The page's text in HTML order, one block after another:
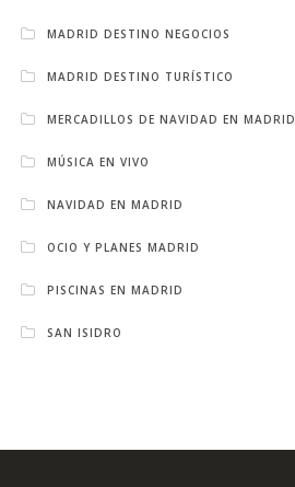
MADRID DESTINO NEGOCIOS
MADRID DESTINO TURÍSTICO
MERCADILLOS DE NAVIDAD EN MADRID
MÚSICA EN VIVO
NAVIDAD EN MADRID
OCIO Y PLANES MADRID
PISCINAS EN MADRID
SAN ISIDRO